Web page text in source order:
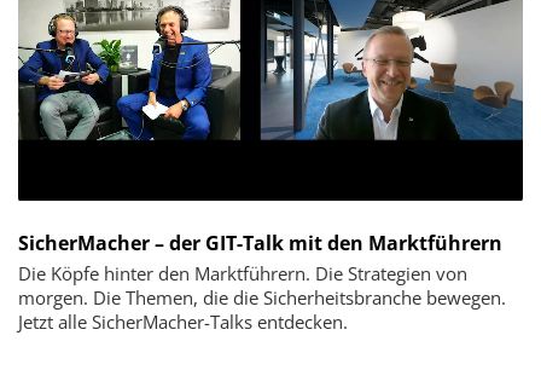
SicherMacher – der GIT-Talk mit den Marktführern
Die Köpfe hinter den Marktführern. Die Strategien von
morgen. Die Themen, die die Sicherheitsbranche bewegen.
Jetzt alle SicherMacher-Talks entdecken.